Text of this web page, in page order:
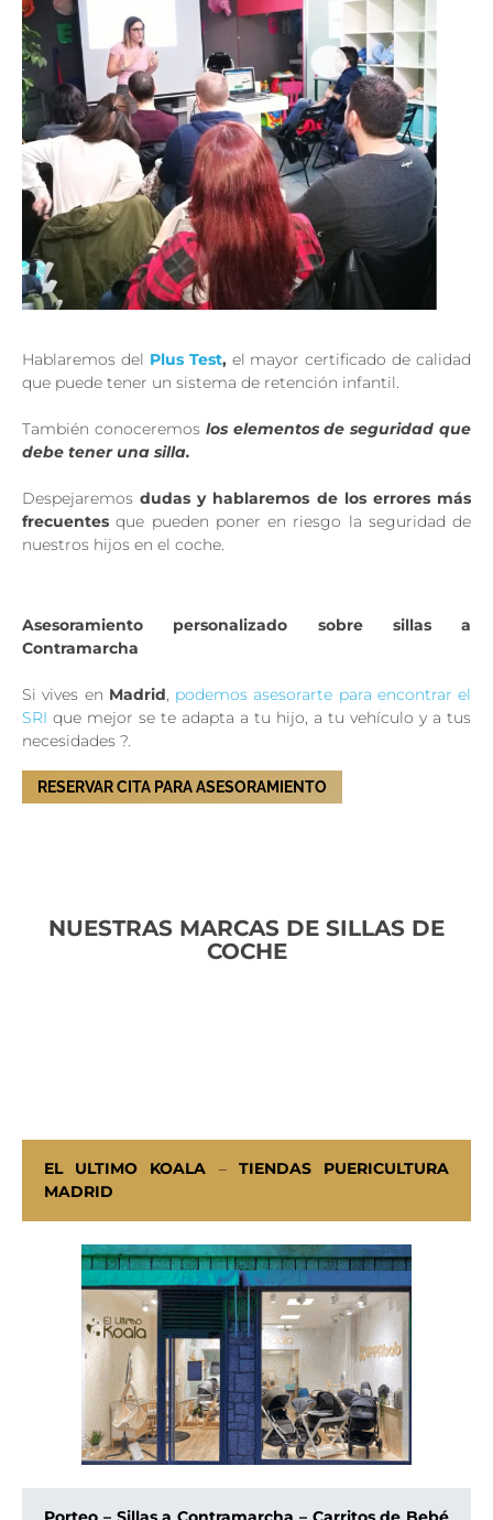
Hablaremos del Plus Test,el mayor certificado de calidad
que puede tener un sistema de retención infantil.
También conoceremos los elementos de seguridad que
debe tener una silla.
Despejaremosdudas y hablaremos de los errores más
frecuentesque pueden poner en riesgo la seguridad de
nuestros hijos en el coche.
Asesoramiento personalizado sobre sillas a
Contramarcha
Si vives en Madrid, podemos asesorarte para encontrar el
SRI que mejor se te adapta a tu hijo, a tu vehículo y a tus
necesidades ?.
RESERVAR CITA PARA ASESORAMIENTO
NUESTRAS MARCAS DE SILLAS DE
COCHE
EL ULTIMO KOALA – TIENDAS PUERICULTURA
MADRID